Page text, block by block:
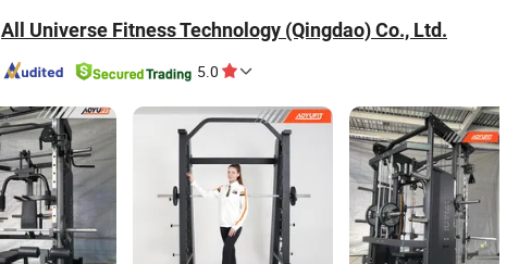
All Universe Fitness Technology (Qingdao) Co., Ltd.
5.0